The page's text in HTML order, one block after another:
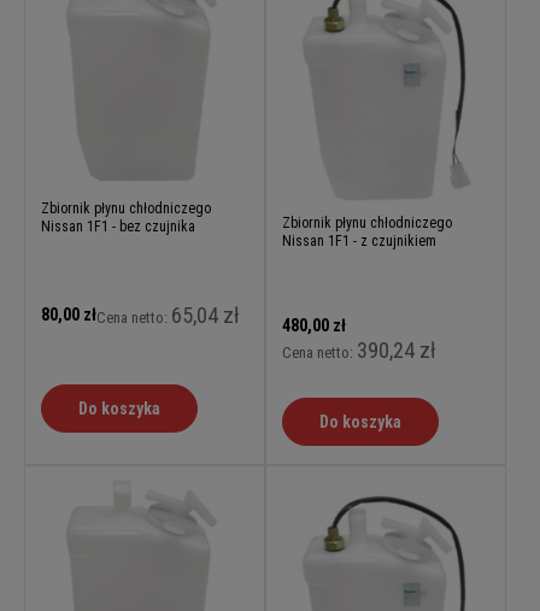
Zbiornik płynu chłodniczego
Nissan 1F1 - bez czujnika
80,00 złCena netto: 65,04 zł
Do koszyka
Zbiornik płynu chłodniczego
Nissan 1F1 - z czujnikiem
480,00 zł
Cena netto: 390,24 zł
Do koszyka